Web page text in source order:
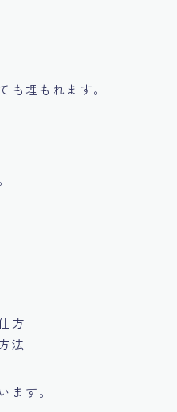
も埋もれます。
方
法
ます。